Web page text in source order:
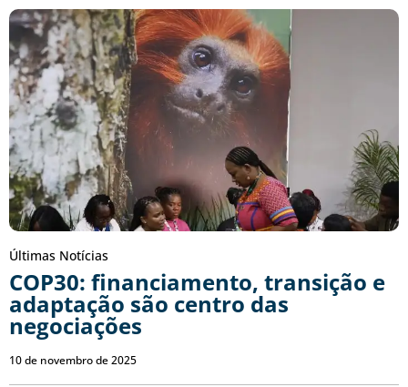
Últimas Notícias
COP30: financiamento, transição e
adaptação são centro das
negociações
10 de novembro de 2025